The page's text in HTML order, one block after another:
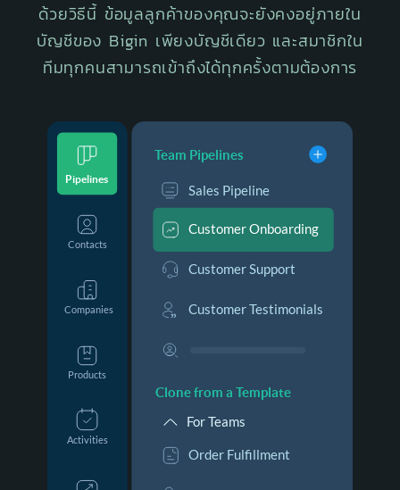
ด้วยวิธีนี้ ข้อมูลลูกค้าของคุณจะยังคงอยู่ภายใน
บัญชีของ Bigin เพียงบัญชีเดียว และสมาชิกใน
ทีมทุกคนสามารถเข้าถึงได้ทุกครั้งตามต้องการ